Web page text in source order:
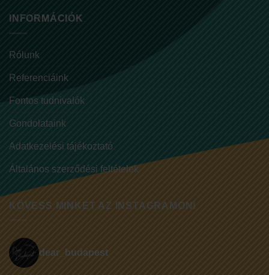
INFORMÁCIÓK
Rólunk
Referenciáink
Fontos tudnivalók
Gondolataink
Adatkezelési tájékoztató
Általános szerződési feltételek
KÖVESS MINKET AZ INSTAGRAMON!
dear_budapest